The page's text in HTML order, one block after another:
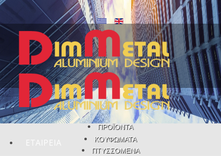
ΕΤΑΙΡΕΙΑ
ΑΡΧΙΚΗ
ΠΡΟΪΟΝΤΑ
ΚΟΥΦΏΜΑΤΑ
ΠΤΥΣΣΌΜΕΝΑ